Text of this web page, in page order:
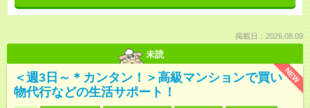
掲載日：2026.08.09
未読
NEW
＜週3日～＊カンタン！＞高級マンションで買い
物代行などの生活サポート！